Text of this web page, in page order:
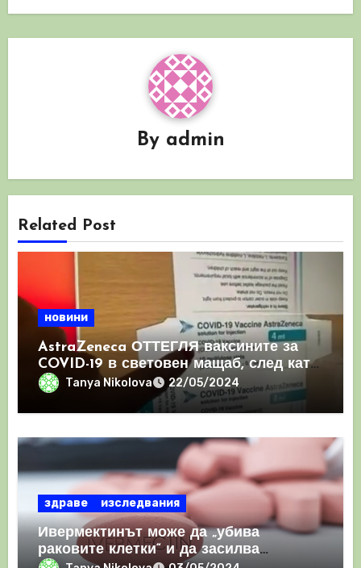
By admin
Related Post
новини
AstraZeneca ОТТЕГЛЯ ваксините за
COVID-19 в световен мащаб, след като
призна, че те причиняват КРЪВНИ
Tanya Nikolova 22/05/2024
здраве изследвания
Ивермектинът може да „убива
раковите клетки“ и да засилва